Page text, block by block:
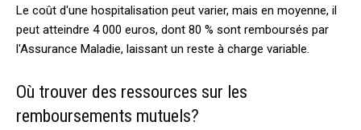
Le coût d'une hospitalisation peut varier, mais en moyenne, il
peut atteindre 4 000 euros, dont 80 % sont remboursés par
l'Assurance Maladie, laissant un reste à charge variable.
Où trouver des ressources sur les
remboursements mutuels?